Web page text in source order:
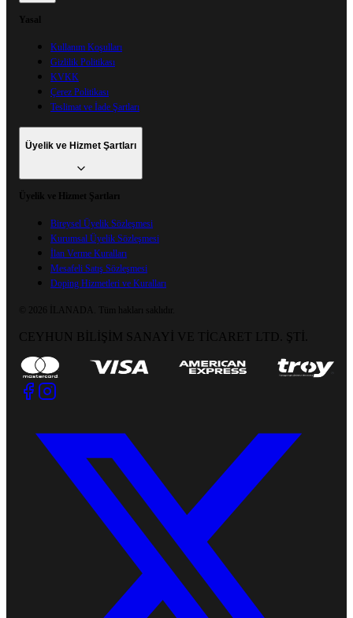
Yasal
Kullanım Koşulları
Gizlilik Politikası
KVKK
Çerez Politikası
Teslimat ve İade Şartları
Üyelik ve Hizmet Şartları
Üyelik ve Hizmet Şartları
Bireysel Üyelik Sözleşmesi
Kurumsal Üyelik Sözleşmesi
İlan Verme Kuralları
Mesafeli Satış Sözleşmesi
Doping Hizmetleri ve Kuralları
2026 İLANADA. Tüm hakları saklıdır.
CEYHUN BİLİŞİM SANAYİ VE TİCARET LTD. ŞTİ.